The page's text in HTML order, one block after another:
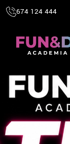
674 124 444